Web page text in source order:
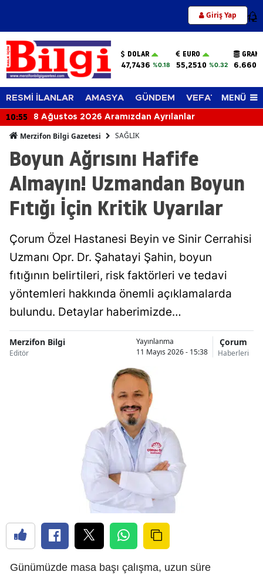
Giriş Yap 12
DOLAR
47,7436 %0.18
EURO
55,2510 %0.32
RESMİ İLANLAR AMASYA GÜNDEM VEFAT EDENLER
MENÜ
10:55 8 Ağustos 2026 Aramızdan Ayrılanlar
Merzifon Bilgi Gazetesi SAĞLIK
Boyun Ağrısını Hafife
Almayın! Uzmandan Boyun
Fıtığı İçin Kritik Uyarılar
Çorum Özel Hastanesi Beyin ve Sinir Cerrahisi
Uzmanı Opr. Dr. Şahatayi Şahin, boyun
fıtığının belirtileri, risk faktörleri ve tedavi
yöntemleri hakkında önemli açıklamalarda
bulundu. Detaylar haberimizde…
Merzifon Bilgi
Editör
Yayınlanma
11 Mayıs 2026 - 15:38
Çorum
Haberleri
Günümüzde masa başı çalışma, uzun süre